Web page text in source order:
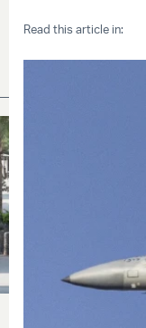
Read this article in: